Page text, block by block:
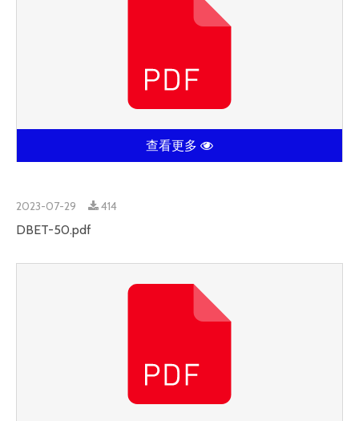
查看更多
2023-07-29 414
DBET-50.pdf